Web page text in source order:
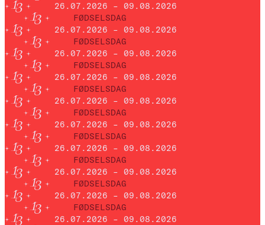
26.07.2026 – 09.08.2026
FØDSELSDAG
26.07.2026 – 09.08.2026
FØDSELSDAG
26.07.2026 – 09.08.2026
FØDSELSDAG
26.07.2026 – 09.08.2026
FØDSELSDAG
26.07.2026 – 09.08.2026
FØDSELSDAG
26.07.2026 – 09.08.2026
FØDSELSDAG
26.07.2026 – 09.08.2026
FØDSELSDAG
26.07.2026 – 09.08.2026
FØDSELSDAG
26.07.2026 – 09.08.2026
FØDSELSDAG
26.07.2026 – 09.08.2026